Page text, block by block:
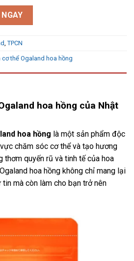
hoa hồng của Nhật số lượng
, TPCN
cơ thể Ogaland hoa hồng
hoa hồng của Nhật
hoa hồng là một sản phẩm độc
chăm sóc cơ thể và tạo hương
thơm quyến rũ và tinh tế của hoa
hoa hồng không chỉ mang lại
mà còn làm cho bạn trở nên